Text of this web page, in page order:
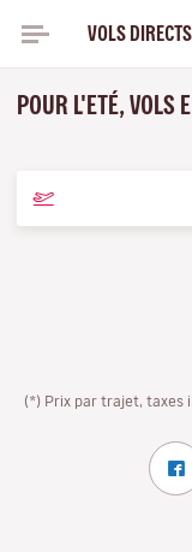
VOLS DIRECTS
POUR L'ETÉ, VOLS
(*) Prix par trajet, taxes